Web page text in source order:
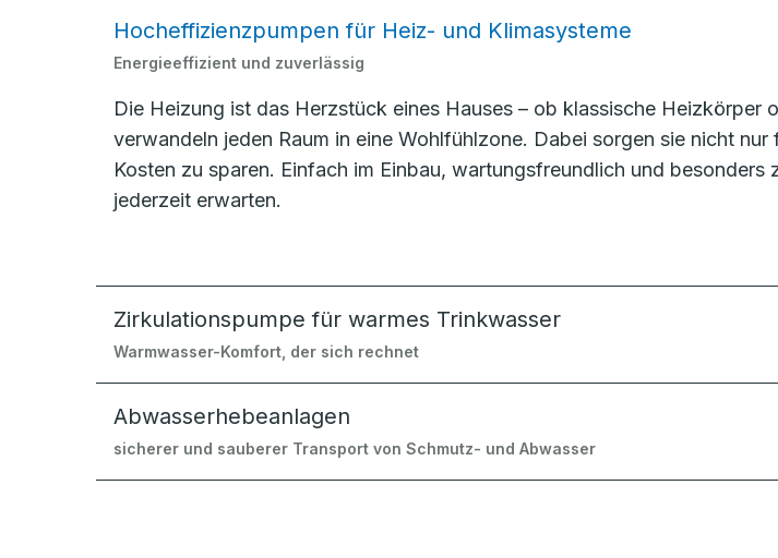
Hocheffizienzpumpen für Heiz- und Klimasysteme
Energieeffizient und zuverlässig
Die Heizung ist das Herzstück eines Hauses – ob klassische
verwandeln jeden Raum in eine Wohlfühlzone. Dabei sorgen sie nicht
Kosten zu sparen. Einfach im Einbau, wartungsfreundlich und
jederzeit erwarten.
Zirkulationspumpe für warmes Trinkwasser
Warmwasser-Komfort, der sich rechnet
Abwasserhebeanlagen
sicherer und sauberer Transport von Schmutz- und Abwasser